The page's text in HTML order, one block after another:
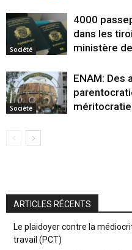
Société
4000
dans les
ministère
Société
ENAM: Des
méritocratie
ARTICLES RÉCENTS
Le plaidoyer contre la
travail (PCT)